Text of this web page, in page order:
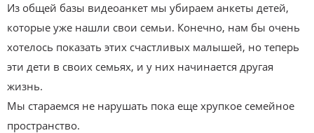
Из общей базы видеоанкет мы убираем анкеты детей,
которые уже нашли свои семьи. Конечно, нам бы очень
хотелось показать этих счастливых малышей, но теперь
эти дети в своих семьях, и у них начинается другая
жизнь.
Мы стараемся не нарушать пока еще хрупкое семейное
пространство.